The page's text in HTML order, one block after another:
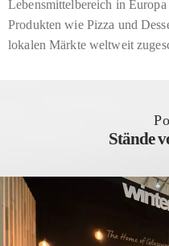
Lebensmittelbereich in
Produkten wie Pizza und
lokalen Märkte weltweit
Stände